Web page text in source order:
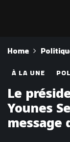
Home
À LA UNE
Le
Younes
message